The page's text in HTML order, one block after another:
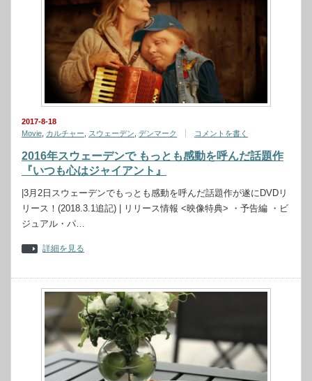
2017-8-18
Movie カルチャー スウェーデン デンマーク コメントを書く
2016年スウェーデンで もっとも感動を呼んだ話題作
『いつも心はジャイアント』
|3月2日スウェーデンでもっとも感動を呼んだ話題作が遂にDVDリ
リース！(2018.3.1追記) | リリース情報 <映像特典> ・予告編 ・ビ
ジュアル・パ…
詳細を見る